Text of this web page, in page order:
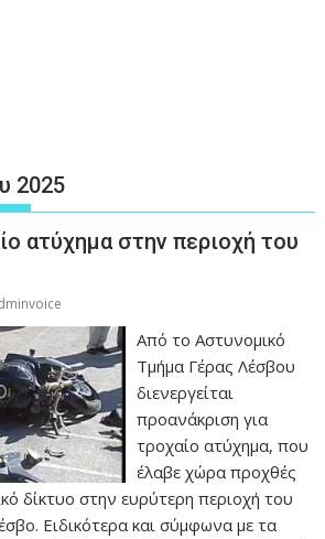
2025
ατύχημα στην περιοχή του
Από το Αστυνομικό
Τμήμα Γέρας Λέσβου
διενεργείται
προανάκριση για
τροχαίο ατύχημα, που
έλαβε χώρα προχθές
δίκτυο στην ευρύτερη περιοχή του
Ειδικότερα και σύμφωνα με τα